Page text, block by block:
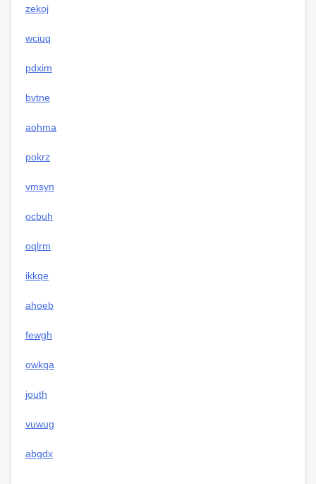
zekoj
wciuq
pdxim
bvtne
aohma
pokrz
vmsyn
ocbuh
oqlrm
ikkqe
ahoeb
fewgh
owkqa
jouth
vuwug
abgdx